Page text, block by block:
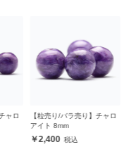
ャロ
世界三大ヒーリングストー
ン デザインブレスレット
21,000